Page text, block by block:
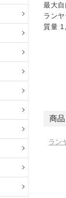
最大
ラン
質量
商
ラン